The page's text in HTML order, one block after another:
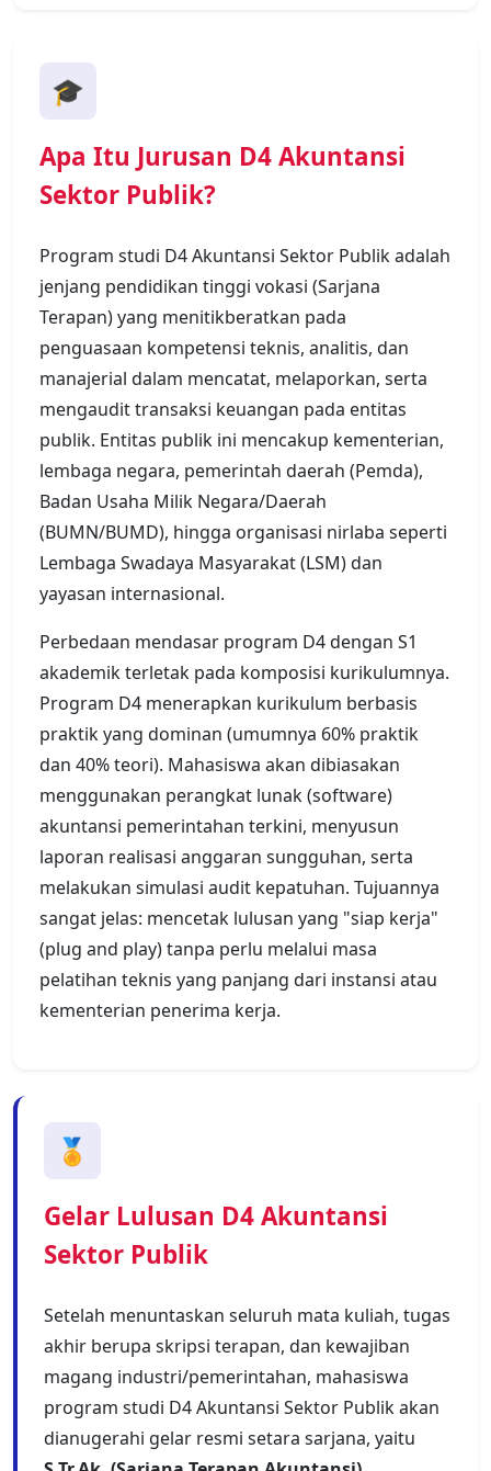
🎓
Apa Itu Jurusan D4 Akuntansi
Sektor Publik?
Program studi D4 Akuntansi Sektor Publik adalah
jenjang pendidikan tinggi vokasi (Sarjana
Terapan) yang menitikberatkan pada
penguasaan kompetensi teknis, analitis, dan
manajerial dalam mencatat, melaporkan, serta
mengaudit transaksi keuangan pada entitas
publik. Entitas publik ini mencakup kementerian,
lembaga negara, pemerintah daerah (Pemda),
Badan Usaha Milik Negara/Daerah
(BUMN/BUMD), hingga organisasi nirlaba seperti
Lembaga Swadaya Masyarakat (LSM) dan
yayasan internasional.
Perbedaan mendasar program D4 dengan S1
akademik terletak pada komposisi kurikulumnya.
Program D4 menerapkan kurikulum berbasis
praktik yang dominan (umumnya 60% praktik
dan 40% teori). Mahasiswa akan dibiasakan
menggunakan perangkat lunak (software)
akuntansi pemerintahan terkini, menyusun
laporan realisasi anggaran sungguhan, serta
melakukan simulasi audit kepatuhan. Tujuannya
sangat jelas: mencetak lulusan yang "siap kerja"
(plug and play) tanpa perlu melalui masa
pelatihan teknis yang panjang dari instansi atau
kementerian penerima kerja.
🏅
Gelar Lulusan D4 Akuntansi
Sektor Publik
Setelah menuntaskan seluruh mata kuliah, tugas
akhir berupa skripsi terapan, dan kewajiban
magang industri/pemerintahan, mahasiswa
program studi D4 Akuntansi Sektor Publik akan
dianugerahi gelar resmi setara sarjana, yaitu